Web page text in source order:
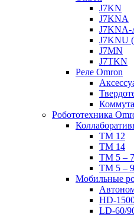
J7KN
J7KNA
J7KNA-
J7KNU
J7MN
J7TKN
Реле Omron
Робототехника
TM 12
TM 14
TM 5 –
TM 5 –
Мобильные
HD-
LD-60/